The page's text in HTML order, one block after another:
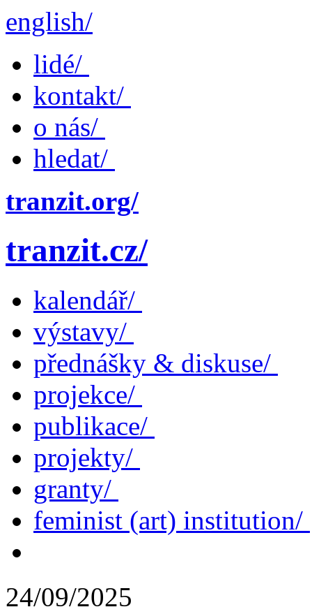
english/
lidé/
kontakt/
o nás/
hledat/
tranzit.org/
tranzit.cz/
kalendář/
výstavy/
přednášky & diskuse/
projekce/
publikace/
projekty/
granty/
feminist (art) institution/
24/09/2025